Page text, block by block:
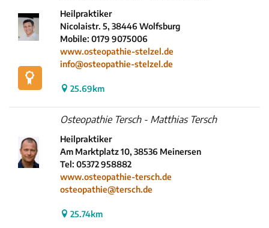
Heilpraktiker
Nicolaistr. 5, 38446 Wolfsburg
Mobile: 0179 9075006
www.osteopathie-stelzel.de
info@osteopathie-stelzel.de
25.69km
Osteopathie Tersch - Matthias Tersch
Heilpraktiker
Am Marktplatz 10, 38536 Meinersen
Tel: 05372 958882
www.osteopathie-tersch.de
osteopathie@tersch.de
25.74km